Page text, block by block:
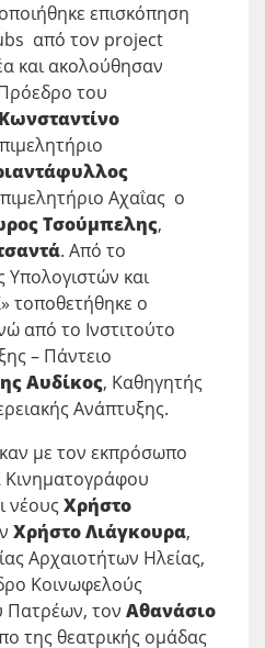
επισκόπηση
από τον project
και ακολούθησαν
του
Κωνσταντίνο
Αχαΐας ο
Τσούμπελης,
. Από το
Υπολογιστών και
τοποθετήθηκε ο
από το Ινστιτούτο
– Πάντειο
Αυδίκος, Καθηγητής
Ανάπτυξης.
με τον εκπρόσωπο
Κινηματογράφου
νέους Χρήστο
Χρήστο Λιάγκουρα,
Αρχαιοτήτων Ηλείας,
Κοινωφελούς
Πατρέων, τον Αθανάσιο
της θεατρικής ομάδας